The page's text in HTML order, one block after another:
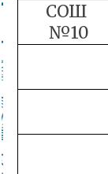
СОШ
№10